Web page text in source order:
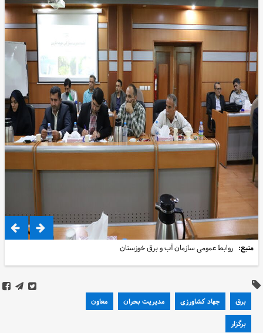
منبع: روابط عمومی سازمان آب و برق خوزستان
برق جهاد کشاورزی مدیریت بحران معاون
برگزار